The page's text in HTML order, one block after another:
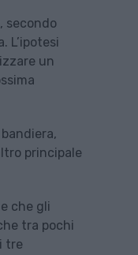
secondo
L’ipotesi
un
principale
che gli
tra pochi
tre